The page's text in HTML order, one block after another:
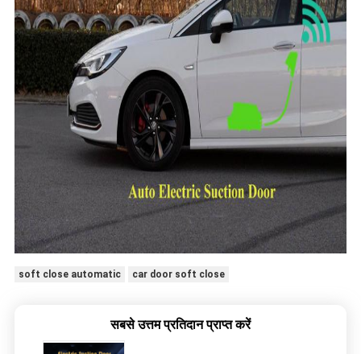
soft close automatic car door soft close
सबसे उत्तम प्रतिदान प्राप्त करें